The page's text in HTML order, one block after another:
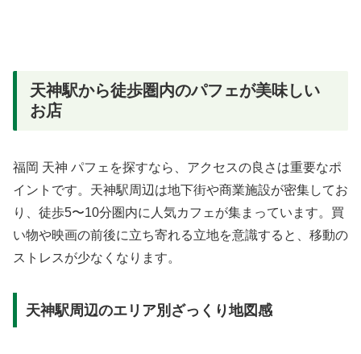
天神駅から徒歩圏内のパフェが美味しい
お店
福岡 天神 パフェを探すなら、アクセスの良さは重要なポ
イントです。天神駅周辺は地下街や商業施設が密集してお
り、徒歩5〜10分圏内に人気カフェが集まっています。買
い物や映画の前後に立ち寄れる立地を意識すると、移動の
ストレスが少なくなります。
天神駅周辺のエリア別ざっくり地図感